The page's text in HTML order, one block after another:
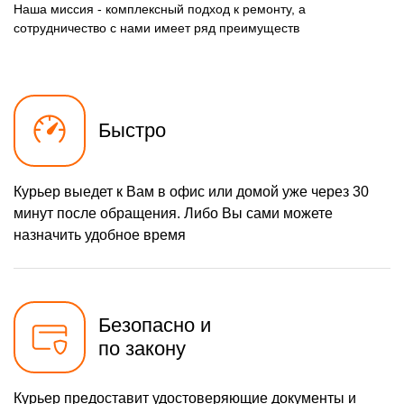
Замена разъема зарядки
(питания)
Замена разъема SIM
Замена полифонического
динамика
Замена передней камеры
490 р
Заказать
Чистка динамика,
микрофонов от пыли (с
1790 р
Наша миссия - комплексный подход к ремонту, а
сотрудничество с нами имеет ряд преимуществ
Быстро
Курьер выедет к Вам в офис или домой уже через 30
минут после обращения. Либо Вы сами можете
назначить удобное время
Безопасно и
по закону
Курьер предоставит удостоверяющие документы и